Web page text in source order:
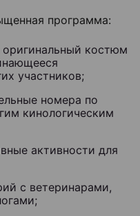
программа:
костюм
участников;
номера по
кинологическим
активности для
с ветеринарами,